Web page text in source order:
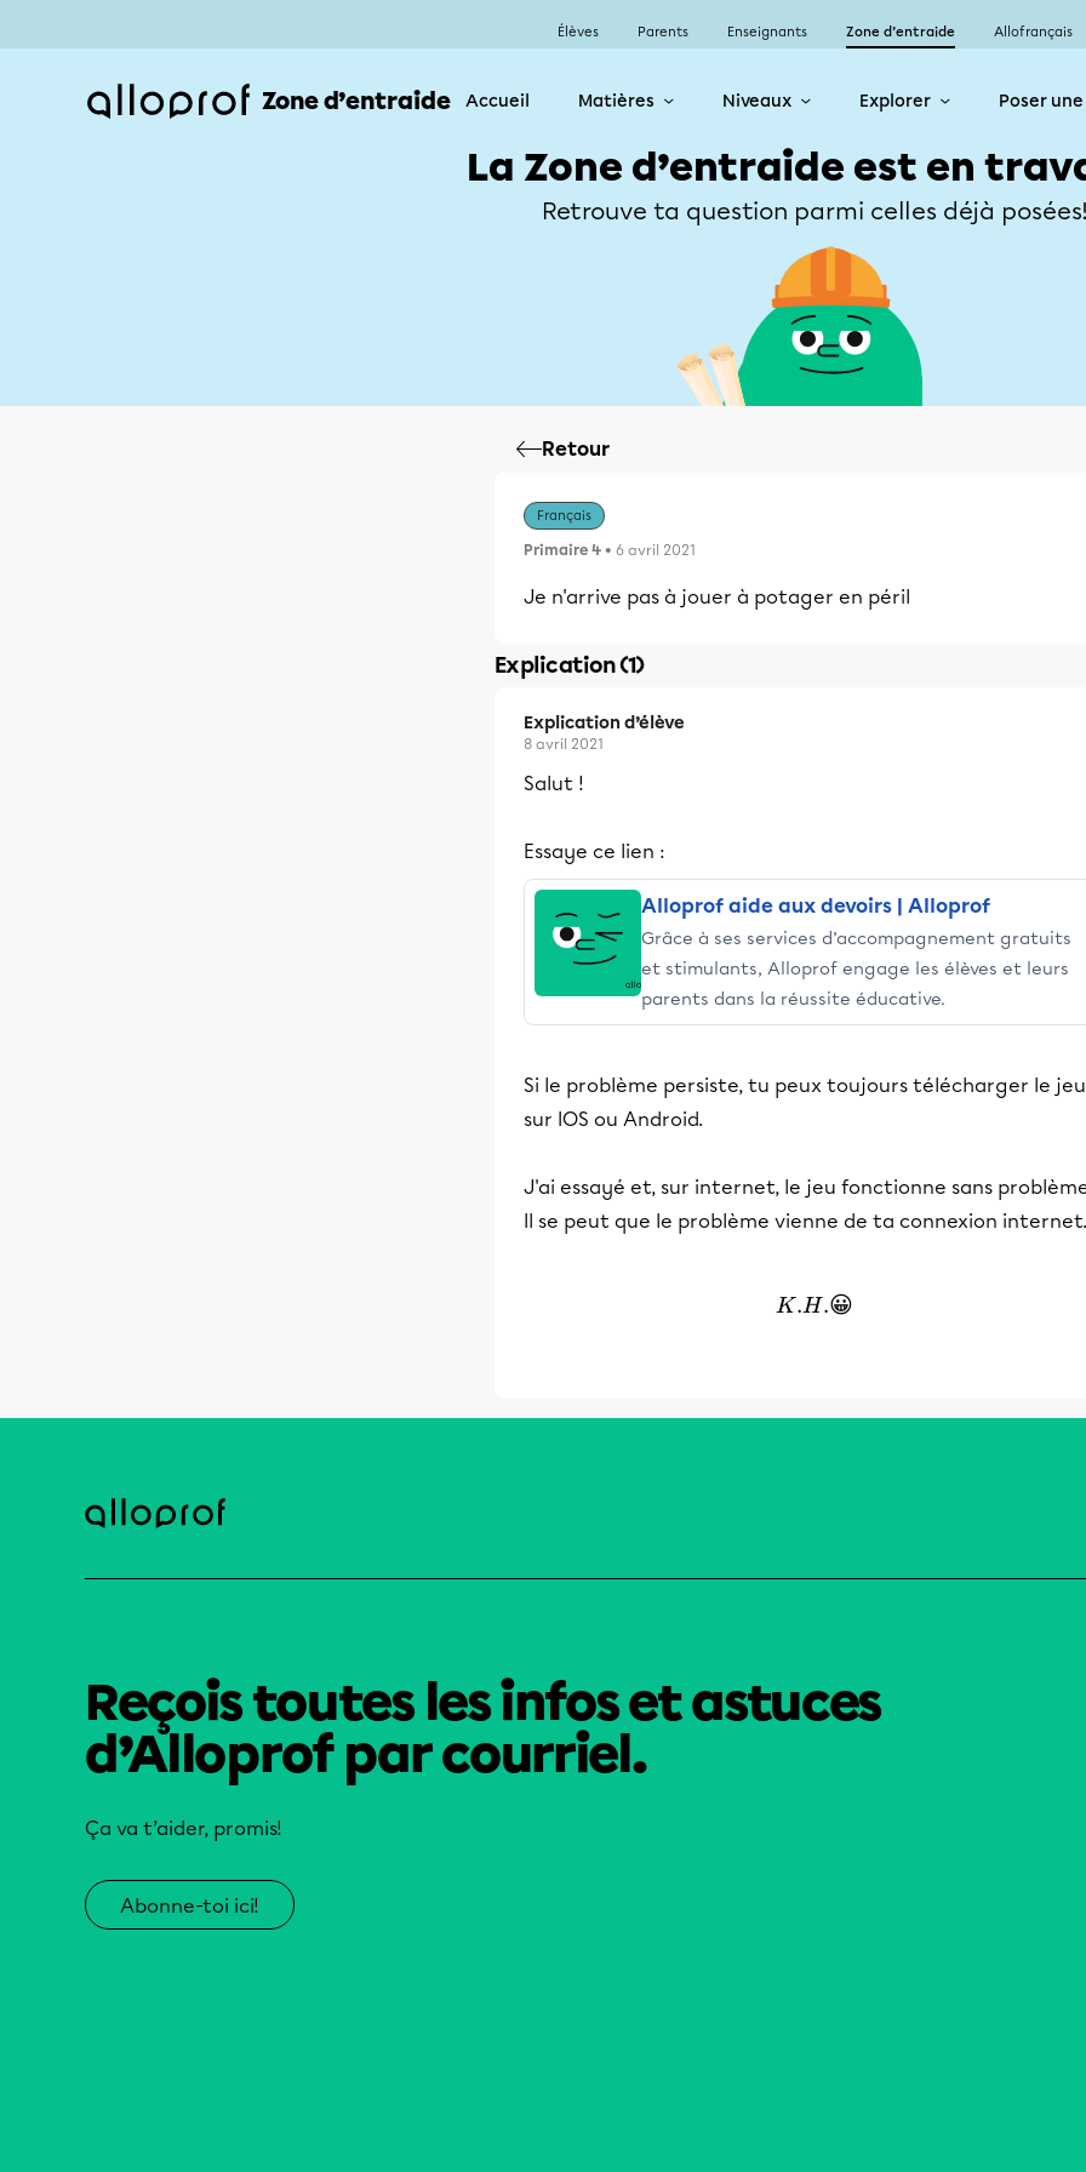
Élèves Parents Enseignants Zone d’entraide Allofrançais
Zone d’entraide Accueil Matières Niveaux Explorer Poser
La Zone d’entraide est en
Retrouve ta question parmi celles déjà
Retour
Français
Primaire 4 • 6 avril 2021
Je n'arrive pas à jouer à potager en péril
Explication (1)
Explication d’élève
8 avril 2021
Salut !
Essaye ce lien :
Alloprof aide aux devoirs | Alloprof
Grâce à ses services d’accompagnement gratuits
et stimulants, Alloprof engage les élèves et leurs
parents dans la réussite éducative.
Si le problème persiste, tu peux toujours télécharger le jeu
sur IOS ou Android.
J'ai essayé et, sur internet, le jeu fonctionne sans
Il se peut que le problème vienne de ta connexion internet.
K.H. 😀
K.H.😀
Reçois toutes les infos et astuces
d’Alloprof par courriel.
Ça va t’aider, promis!
Abonne-toi ici!